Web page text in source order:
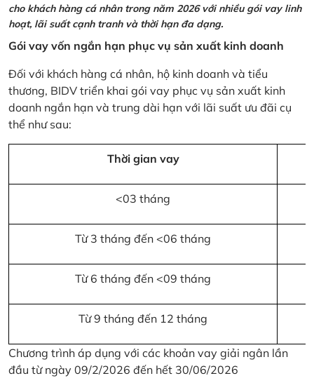
cho khách hàng cá nhân trong năm 2026 với nhiều gói vay linh
hoạt, lãi suất cạnh tranh và thời hạn đa dạng.
Gói vay vốn ngắn hạn phục vụ sản xuất kinh doanh
Đối với khách hàng cá nhân, hộ kinh doanh và tiểu
thương, BIDV triển khai gói vay phục vụ sản xuất kinh
doanh ngắn hạn và trung dài hạn với lãi suất ưu đãi cụ
thể như sau:
Thời gian vay
<03 tháng
Từ 3 tháng đến <06 tháng
Từ 6 tháng đến <09 tháng
Từ 9 tháng đến 12 tháng
Chương trình áp dụng với các khoản vay giải ngân lần
đầu từ ngày 09/2/2026 đến hết 30/06/2026